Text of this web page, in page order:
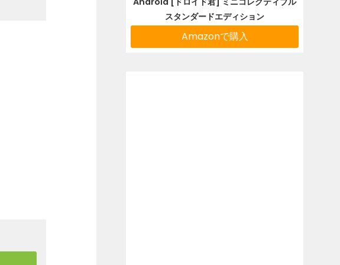
スタンダードエディション
Amazonで購入